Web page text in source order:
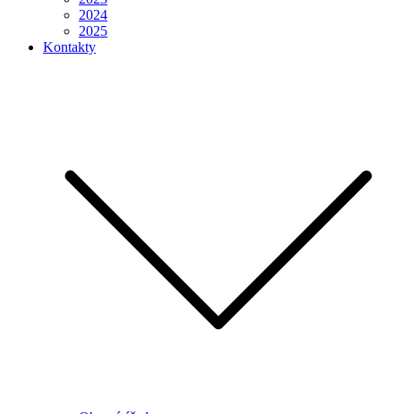
2024
2025
Kontakty